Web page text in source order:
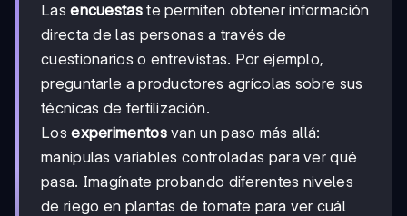
Lasencuestaste permiten obtener información
directa de las personas a través de
cuestionarios o entrevistas. Por ejemplo,
preguntarle a productores agrícolas sobre sus
técnicas de fertilización.
Losexperimentosvan un paso más allá:
manipulas variables controladas para ver qué
pasa. Imagínate probando diferentes niveles
de riego en plantas de tomate para ver cuál